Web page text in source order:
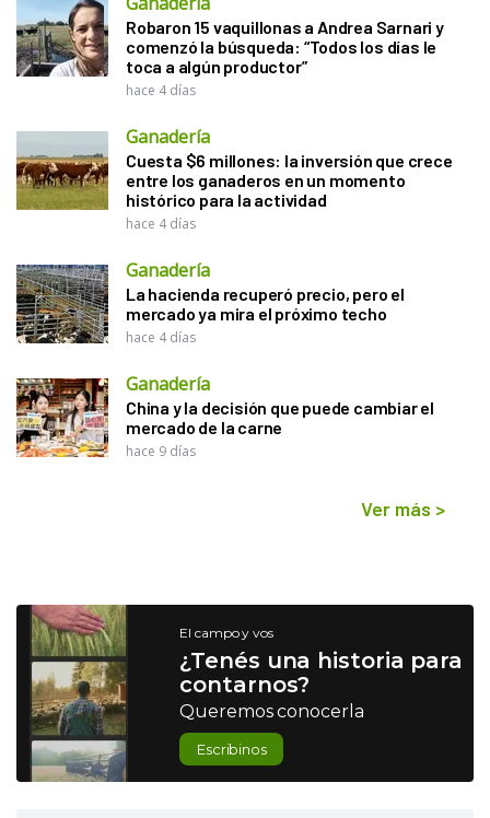
Robaron 15 vaquillonas a Andrea Sarnari y
comenzó la búsqueda: “Todos los días le
toca a algún productor”
hace 4 días
Ganadería
Cuesta $6 millones: la inversión que crece
entre los ganaderos en un momento
histórico para la actividad
hace 4 días
Ganadería
La hacienda recuperó precio, pero el
mercado ya mira el próximo techo
hace 4 días
Ganadería
China y la decisión que puede cambiar el
mercado de la carne
hace 9 días
Ver más >
El campo y vos
¿Tenés una historia para
contarnos?
Queremos conocerla
Escribinos